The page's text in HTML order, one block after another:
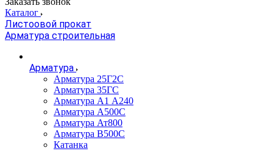
Каталог
Листоовой прокат
Арматура строительная
Арматура
Арматура 25Г2С
Арматура 35ГС
Арматура А1 А240
Арматура А500С
Арматура Ат800
Арматура В500С
Катанка